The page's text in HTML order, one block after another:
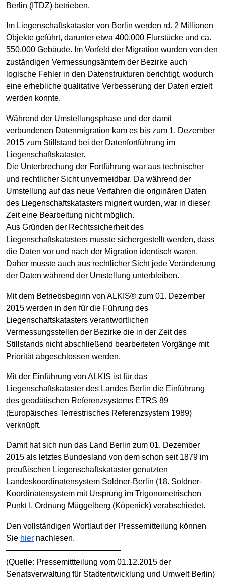
Berlin (ITDZ) betrieben.
Im Liegenschaftskataster von Berlin werden rd. 2 Millionen
Objekte geführt, darunter etwa 400.000 Flurstücke und ca.
550.000 Gebäude. Im Vorfeld der Migration wurden von den
zuständigen Vermessungsämtern der Bezirke auch
logische Fehler in den Datenstrukturen berichtigt, wodurch
eine erhebliche qualitative Verbesserung der Daten erzielt
werden konnte.
Während der Umstellungsphase und der damit
verbundenen Datenmigration kam es bis zum 1. Dezember
2015 zum Stillstand bei der Datenfortführung im
Liegenschaftskataster.
Die Unterbrechung der Fortführung war aus technischer
und rechtlicher Sicht unvermeidbar. Da während der
Umstellung auf das neue Verfahren die originären Daten
des Liegenschaftskatasters migriert wurden, war in dieser
Zeit eine Bearbeitung nicht möglich.
Aus Gründen der Rechtssicherheit des
Liegenschaftskatasters musste sichergestellt werden, dass
die Daten vor und nach der Migration identisch waren.
Daher musste auch aus rechtlicher Sicht jede Veränderung
der Daten während der Umstellung unterbleiben.
Mit dem Betriebsbeginn von ALKIS® zum 01. Dezember
2015 werden in den für die Führung des
Liegenschaftskatasters verantwortlichen
Vermessungsstellen der Bezirke die in der Zeit des
Stillstands nicht abschließend bearbeiteten Vorgänge mit
Priorität abgeschlossen werden.
Mit der Einführung von ALKIS ist für das
Liegenschaftskataster des Landes Berlin die Einführung
des geodätischen Referenzsystems ETRS 89
(Europäisches Terrestrisches Referenzsystem 1989)
verknüpft.
Damit hat sich nun das Land Berlin zum 01. Dezember
2015 als letztes Bundesland von dem schon seit 1879 im
preußischen Liegenschaftskataster genutzten
Landeskoordinatensystem Soldner-Berlin (18. Soldner-
Koordinatensystem mit Ursprung im Trigonometrischen
Punkt I. Ordnung Müggelberg (Köpenick) verabschiedet.
Den vollständigen Wortlaut der Pressemitteilung können
Sie hier nachlesen.
——————————————-
(Quelle: Pressemittteilung vom 01.12.2015 der
Senatsverwaltung für Stadtentwicklung und Umwelt Berlin)